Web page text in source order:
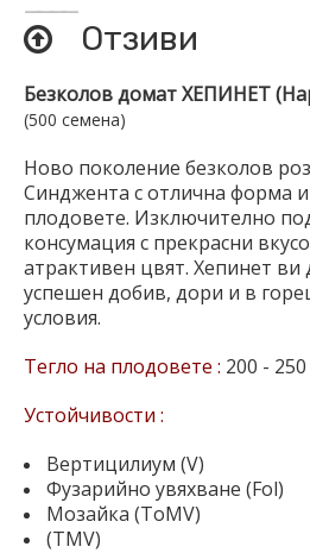
Отзиви
Безколов домат ХЕПИНЕТ
(500 семена)
Ново поколение безколов
Синджента с отлична форма
плодовете. Изключително
консумация с прекрасни
атрактивен цвят. Хепинет ви
успешен добив, дори и в
условия.
Тегло на плодовете : 200 -
Устойчивости :
Вертицилиум (V)
Фузарийно увяхване (Fol)
Мозайка (ToMV)
(TMV)